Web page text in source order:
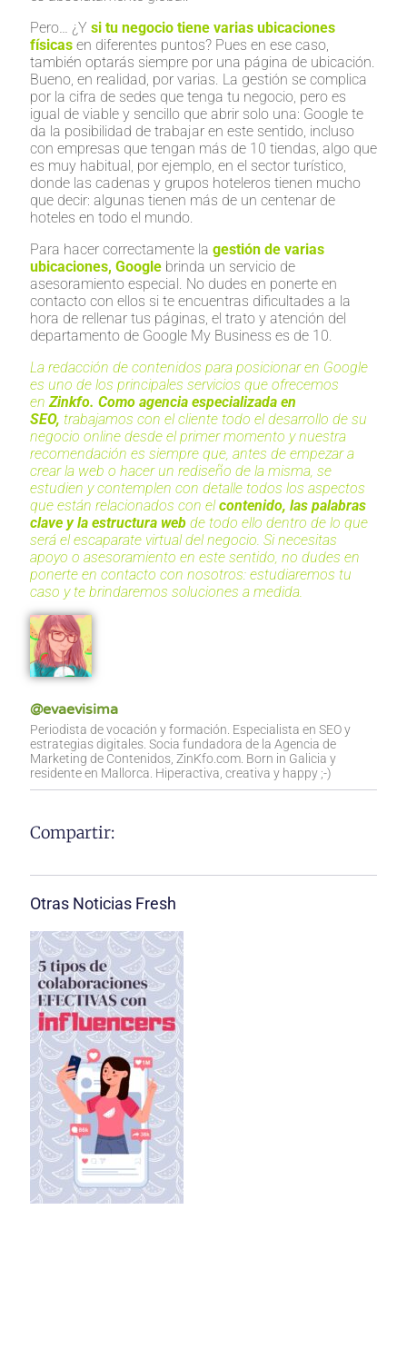
Pero… ¿Y si tu negocio tiene varias ubicaciones
físicas en diferentes puntos? Pues en ese caso,
también optarás siempre por una página de ubicación.
Bueno, en realidad, por varias. La gestión se complica
por la cifra de sedes que tenga tu negocio, pero es
igual de viable y sencillo que abrir solo una: Google te
da la posibilidad de trabajar en este sentido, incluso
con empresas que tengan más de 10 tiendas, algo que
es muy habitual, por ejemplo, en el sector turístico,
donde las cadenas y grupos hoteleros tienen mucho
que decir: algunas tienen más de un centenar de
hoteles en todo el mundo.
Para hacer correctamente la gestión de varias
ubicaciones, Google brinda un servicio de
asesoramiento especial. No dudes en ponerte en
contacto con ellos si te encuentras dificultades a la
hora de rellenar tus páginas, el trato y atención del
departamento de Google My Business es de 10.
La redacción de contenidos para posicionar en Google
es uno de los principales servicios que ofrecemos
enZinkfo. Como agencia especializada en
SEO, trabajamos con el cliente todo el desarrollo de su
negocio online desde el primer momento y nuestra
recomendación es siempre que, antes de empezar a
crear la web o hacer un rediseño de la misma, se
estudien y contemplen con detalle todos los aspectos
que están relacionados con elcontenido, las palabras
clave y la estructura web de todo ello dentro de lo que
será el escaparate virtual del negocio. Si necesitas
apoyo o asesoramiento en este sentido, no dudes en
ponerte en contacto con nosotros: estudiaremos tu
caso y te brindaremos soluciones a medida.
@evaevisima
Periodista de vocación y formación. Especialista en SEO y
estrategias digitales. Socia fundadora de la Agencia de
Marketing de Contenidos, ZinKfo.com. Born in Galicia y
residente en Mallorca. Hiperactiva, creativa y happy ;-)
Compartir:
Otras Noticias Fresh